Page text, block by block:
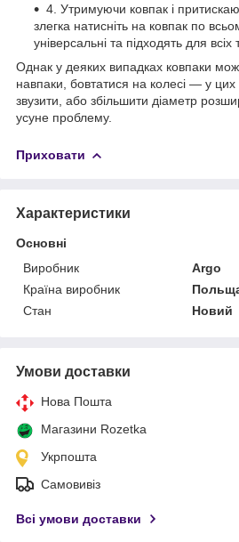
4. Утримуючи ковпак і
злегка натисніть на ковпак по
універсальні та підходять для всіх
Однак у деяких випадках ковпаки
навпаки, бовтатися на колесі — у
звузити, або збільшити діаметр
усуне проблему.
Приховати
Характеристики
Основні
Виробник
Argo
Країна виробник
Стан
Новий
Умови доставки
Нова Пошта
Магазини Rozetka
Укрпошта
Самовивіз
Всі умови доставки